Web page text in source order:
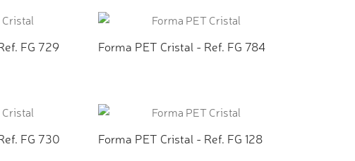
FG 729 Forma PET Cristal - Ref. FG 784
FG 730 Forma PET Cristal - Ref. FG 128